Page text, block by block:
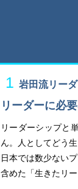
1 岩田流リー
リーダーに必
リーダーシップと
ん。人としてどう
日本では数少ない
含めた「生きたリ